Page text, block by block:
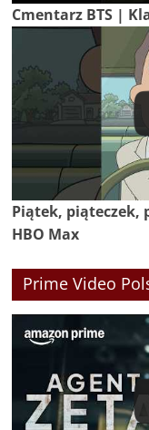
Cmentarz BTS |
Piątek,
HBO Max
Prime Video